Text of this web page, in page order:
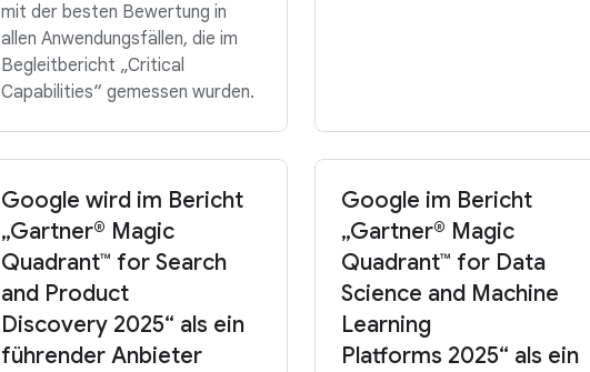
mit der besten Bewertung in
allen Anwendungsfällen, die im
Begleitbericht „Critical
Capabilities“ gemessen wurden.
Google wird im Bericht
„Gartner® Magic
Quadrant™ for Search
and Product
Discovery 2025“ als ein
führender Anbieter
Google im Bericht
„Gartner® Magic
Quadrant™ for Data
Science and Machine
Learning
Platforms 2025“ als ein